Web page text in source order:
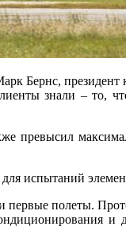
Бернс,
знали – то,
превысил
испытаний
первые полеты.
и